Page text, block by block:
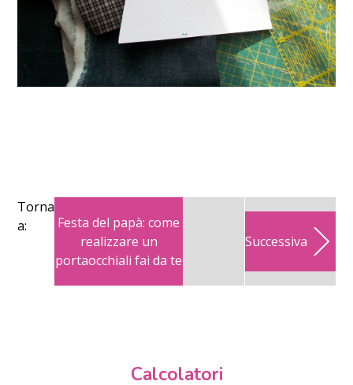
Torna
a:
Festa del papà: come
realizzare un
portaocchiali fai da te
Successiva
Calcolatori